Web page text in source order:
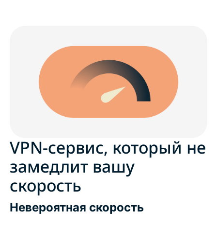
VPN-сервис, который не
замедлит вашу
скорость
Невероятная скорость